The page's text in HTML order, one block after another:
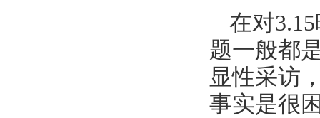
在对
题一般都
显性采访
事实是很